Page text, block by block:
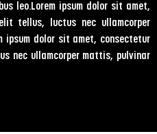
leo.Lorem ipsum dolor sit amet,
tellus, luctus nec ullamcorper
ipsum dolor sit amet, consectetur
nec ullamcorper mattis, pulvinar